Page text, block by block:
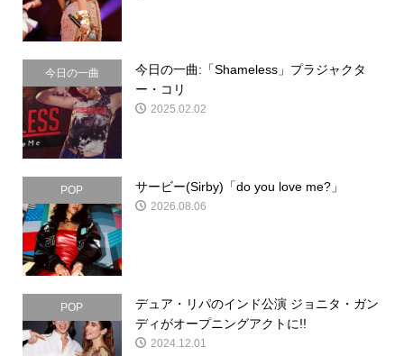
今日の一曲
今日の一曲:「Shameless」プラジャクタ
ー・コリ
2025.02.02
POP サービー(Sirby)「do you love me?」
2026.08.06
POP
デュア・リパのインド公演 ジョニタ・ガン
ディがオープニングアクトに!!
2024.12.01